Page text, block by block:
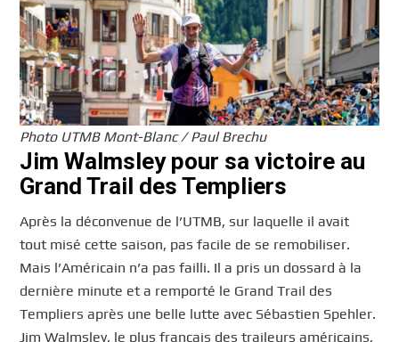
Photo UTMB Mont-Blanc / Paul Brechu
Jim Walmsley pour sa victoire au
Grand Trail des Templiers
Après la déconvenue de l’UTMB, sur laquelle il avait
tout misé cette saison, pas facile de se remobiliser.
Mais l’Américain n’a pas failli. Il a pris un dossard à la
dernière minute et a remporté le Grand Trail des
Templiers après une belle lutte avec Sébastien Spehler.
Jim Walmsley, le plus français des traileurs américains,